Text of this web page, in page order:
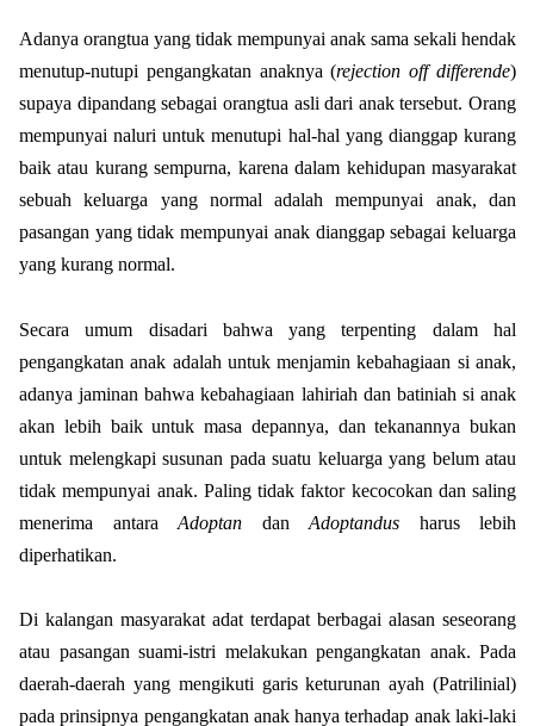
Adanya orangtua yang tidak mempunyai anak sama sekali hendak
menutup-nutupi pengangkatan anaknya (rejection off differende)
supaya dipandang sebagai orangtua asli dari anak tersebut. Orang
mempunyai naluri untuk menutupi hal-hal yang dianggap kurang
baik atau kurang sempurna, karena dalam kehidupan masyarakat
sebuah keluarga yang normal adalah mempunyai anak, dan
pasangan yang tidak mempunyai anak dianggap sebagai keluarga
yang kurang normal.
Secara umum disadari bahwa yang terpenting dalam hal
pengangkatan anak adalah untuk menjamin kebahagiaan si anak,
adanya jaminan bahwa kebahagiaan lahiriah dan batiniah si anak
akan lebih baik untuk masa depannya, dan tekanannya bukan
untuk melengkapi susunan pada suatu keluarga yang belum atau
tidak mempunyai anak. Paling tidak faktor kecocokan dan saling
menerima antara Adoptan dan Adoptandus harus lebih
diperhatikan.
Di kalangan masyarakat adat terdapat berbagai alasan seseorang
atau pasangan suami-istri melakukan pengangkatan anak. Pada
daerah-daerah yang mengikuti garis keturunan ayah (Patrilinial)
pada prinsipnya pengangkatan anak hanya terhadap anak laki-laki